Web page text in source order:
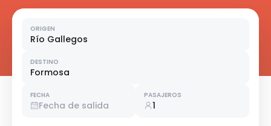
ORIGEN
Río Gallegos
DESTINO
Formosa
FECHA
Fecha de salida
PASAJEROS
1